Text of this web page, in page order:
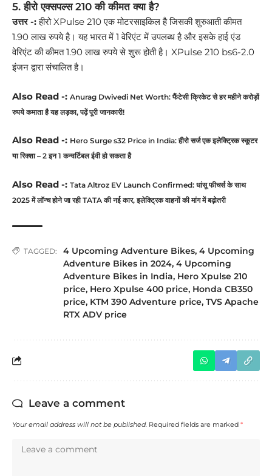
5. हीरो एक्सपल्स 210 की कीमत क्या है?
उत्तर -:हीरो XPulse 210 एक मोटरसाइकिल है जिसकी शुरुआती कीमत
1.90 लाख रुपये है। यह भारत में 1 वेरिएंट में उपलब्ध है और इसके हाई एंड
वेरिएंट की कीमत 1.90 लाख रुपये से शुरू होती है। XPulse 210 bs6-2.0
इंजन द्वारा संचालित है।
Also Read -: Anurag Dwivedi Net Worth: फैंटेसी क्रिकेट से हर महीने करोड़ों
रुपये कमाता है यह लड़का, पढ़ें पूरी जानकारी!
Also Read -: Hero Surge s32 Price in India: हीरो सर्ज एक इलेक्ट्रिक स्कूटर
या रिक्शा – 2 इन 1 कन्वर्टिबल ईवी हो सकता है
Also Read -: Tata Altroz EV Launch Confirmed: धांसू फीचर्स के साथ
2025 में लॉन्च होने जा रही TATA की नई कार, इलेक्ट्रिक वाहनों की मांग में बढ़ोतरी
TAGGED: 4 Upcoming Adventure Bikes, 4 Upcoming
Adventure Bikes in 2024, 4 Upcoming
Adventure Bikes in India, Hero Xpulse 210
price, Hero Xpulse 400 price, Honda CB350
price, KTM 390 Adventure price, TVS Apache
RTX ADV price
Leave a comment
Your email address will not be published. Required fields are marked *